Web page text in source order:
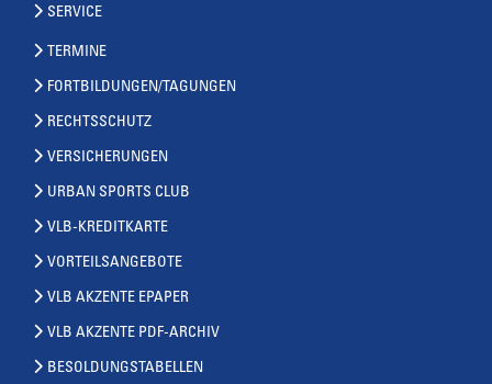
SERVICE
TERMINE
FORTBILDUNGEN/TAGUNGEN
RECHTSSCHUTZ
VERSICHERUNGEN
URBAN SPORTS CLUB
VLB-KREDITKARTE
VORTEILSANGEBOTE
VLB AKZENTE EPAPER
VLB AKZENTE PDF-ARCHIV
BESOLDUNGSTABELLEN